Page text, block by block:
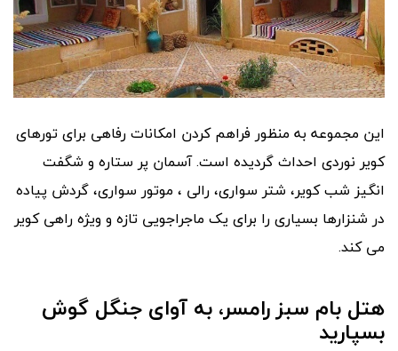
این مجموعه به منظور فراهم کردن امکانات رفاهی برای تورهای
کویر نوردی احداث گردیده است. آسمان پر ستاره و شگفت
انگیز شب کویر، شتر سواری، رالی ، موتور سواری، گردش پیاده
در شنزارها بسیاری را برای یک ماجراجویی تازه و ویژه راهی کویر
می کند.
هتل بام سبز رامسر، به آوای جنگل گوش
بسپارید